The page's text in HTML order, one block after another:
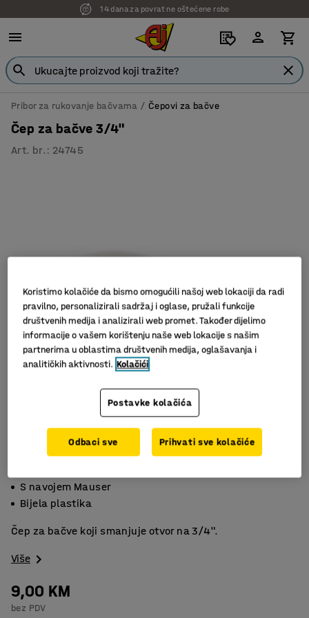
14 dana za povrat ne oštećene robe
Pribor za rukovanje bačvama Čepovi za bačve
Čep za bačve 3/4"
Art. br. : 24745
Slični proizvodi
S navojem Mauser
Bijela plastika
Čep za bačve koji smanjuje otvor na 3/4".
Više
9,00 KM
bez PDV
Koristimo kolačiće da bismo omogućili našoj web lokaciji da radi
pravilno, personalizirali sadržaj i oglase, pružali funkcije
društvenih medija i analizirali web promet. Također dijelimo
informacije o vašem korištenju naše web lokacije s našim
partnerima u oblastima društvenih medija, oglašavanja i
analitičkih aktivnosti. Kolačići
Postavke kolačića
Odbaci sve Prihvati sve kolačiće